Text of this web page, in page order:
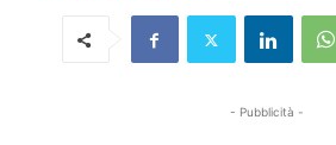
- Pubblicità -